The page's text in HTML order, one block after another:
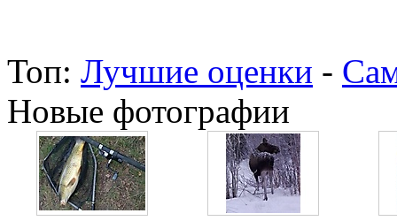
Топ: Лучшие оценки -
Новые фотографии